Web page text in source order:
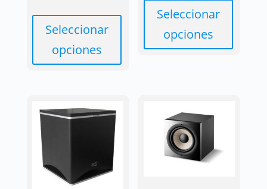
Seleccionar
opciones
múltiples
variantes.
opciones
se
Seleccionar
opciones
variantes.
Las
opciones
se